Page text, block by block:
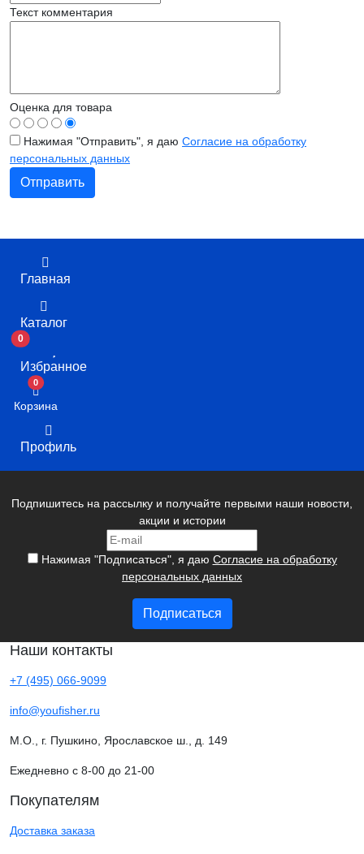
Текст комментария
Оценка для товара
Нажимая "Отправить", я даю Согласие на обработку
персональных данных
Главная
Каталог
0
Избранное
Корзина
0В корзину
Профиль
Подпишитесь на рассылку и получайте первыми наши новости,
акции и истории
Нажимая "Подписаться", я даю Согласие на обработку
персональных данных
Подписаться
Наши контакты
+7 (495) 066-9099
info@youfisher.ru
М.О., г. Пушкино, Ярославское ш., д. 149
Ежедневно с 8-00 до 21-00
Покупателям
Доставка заказа